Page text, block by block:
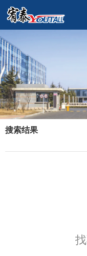
搜索结果